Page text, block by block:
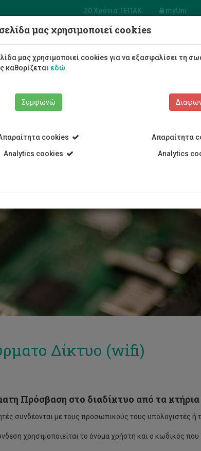
20 Χρόνια ΤΕΠΑΚ myUni
Συστημάτων
και
Φοιτητές/τριες
Υπηρεσία Συστημάτων Πληροφορικής και
Δίκτυο (wifi)
Πρόσβαση στο διαδίκτυο από τα
συνδέονται με τους προσωπικούς τους υπολογιστές
χρησιμοποιείται το όνομα χρήστη και ο κωδικός
μας χρησιμοποιεί cookies
μας χρησιμοποιεί cookies για να εξασφαλίσει τη
καθορίζεται εδώ.
Συμφωνώ
cookies
Analytics cookies
Απαραίτητα
Analytics